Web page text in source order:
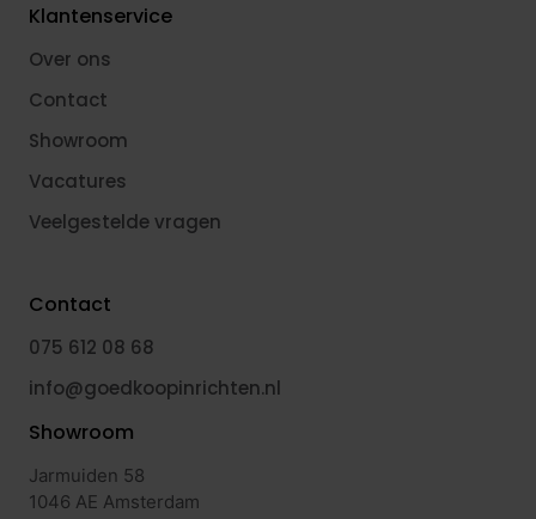
Klantenservice
Over ons
Contact
Showroom
Vacatures
Veelgestelde vragen
Contact
075 612 08 68
info@goedkoopinrichten.nl
Showroom
Jarmuiden 58
1046 AE Amsterdam